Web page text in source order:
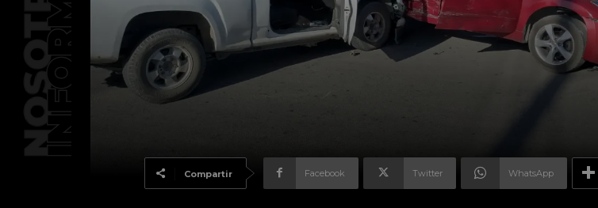
Compartir Facebook Twitter WhatsApp